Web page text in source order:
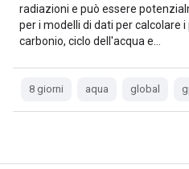
radiazioni e può essere
per i modelli di dati per calcolare
carbonio, ciclo dell'acqua e…
8 giorni aqua global